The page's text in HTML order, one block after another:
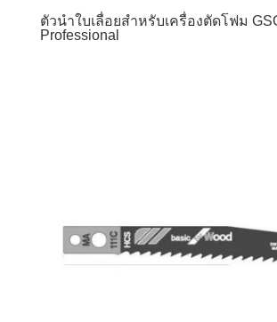
ตัวนำใบเลื่อยสำหรับเครื่องตัดโฟม
Professional